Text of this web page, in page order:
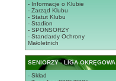
- Informacje o Klubie
- Zarząd Klubu
- Statut Klubu
- Stadion
- SPONSORZY
- Standardy Ochrony
Małoletnich
SENIORZY - LIGA OKRĘGOWA
- Skład